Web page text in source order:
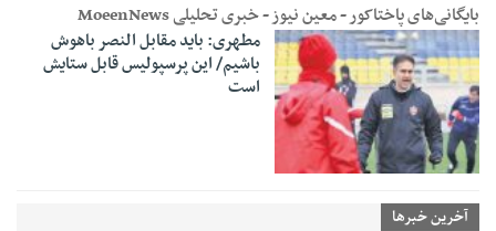
بایگانی‌های پاختاکور - معین نیوز - خبری تحلیلی MoeenNews
مطهری: باید مقابل النصر باهوش
باشیم/ این پرسپولیس قابل ستایش
است
آخرین خبرها